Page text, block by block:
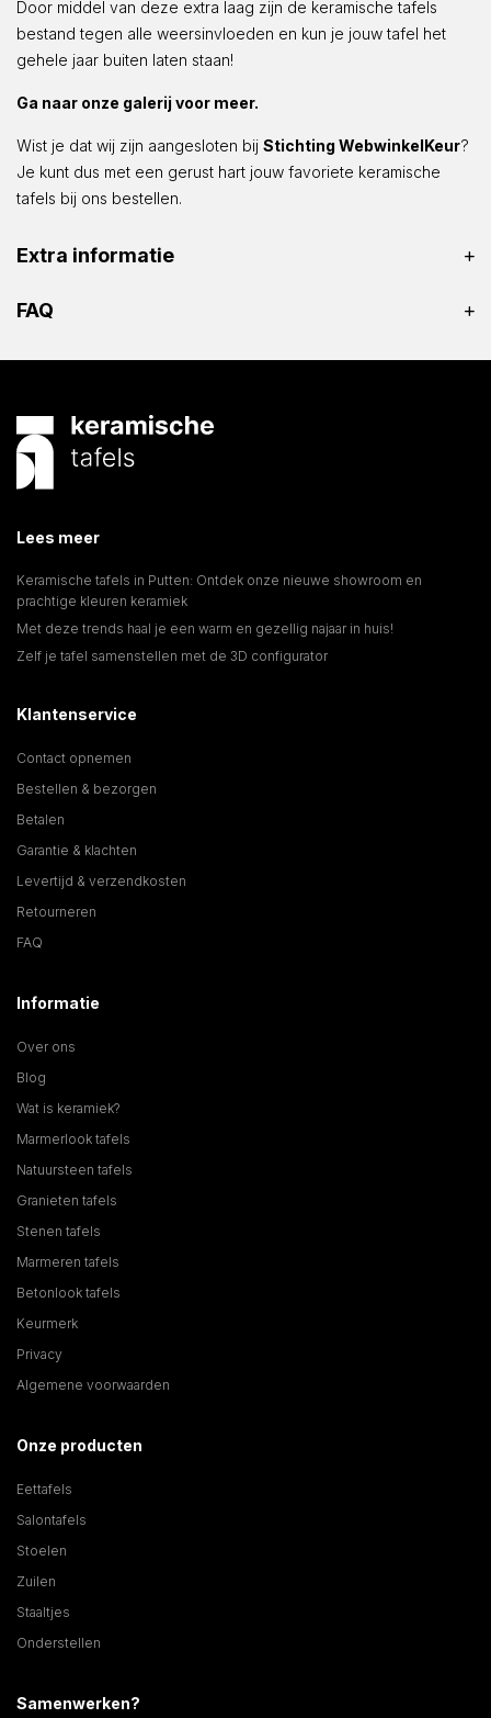
Door middel van deze extra laag zijn de keramische tafels
bestand tegen alle weersinvloeden en kun je jouw tafel het
gehele jaar buiten laten staan!
Ga naar onze galerij voor meer.
Wist je dat wij zijn aangesloten bij Stichting WebwinkelKeur?
Je kunt dus met een gerust hart jouw favoriete keramische
tafels bij ons bestellen.
Extra informatie
FAQ
Lees meer
Keramische tafels in Putten: Ontdek onze nieuwe showroom en
prachtige kleuren keramiek
Met deze trends haal je een warm en gezellig najaar in huis!
Zelf je tafel samenstellen met de 3D configurator
Klantenservice
Contact opnemen
Bestellen & bezorgen
Betalen
Garantie & klachten
Levertijd & verzendkosten
Retourneren
FAQ
Informatie
Over ons
Blog
Wat is keramiek?
Marmerlook tafels
Natuursteen tafels
Granieten tafels
Stenen tafels
Marmeren tafels
Betonlook tafels
Keurmerk
Privacy
Algemene voorwaarden
Onze producten
Eettafels
Salontafels
Stoelen
Zuilen
Staaltjes
Onderstellen
Samenwerken?